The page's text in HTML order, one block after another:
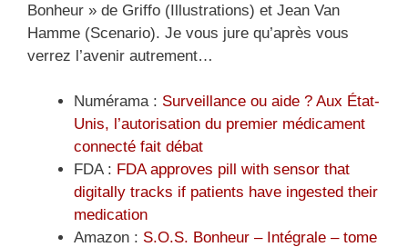
Bonheur » de Griffo (Illustrations) et Jean Van
Hamme (Scenario). Je vous jure qu’après vous
verrez l’avenir autrement…
Numérama : Surveillance ou aide ? Aux État-
Unis, l’autorisation du premier médicament
connecté fait débat
FDA : FDA approves pill with sensor that
digitally tracks if patients have ingested their
medication
Amazon : S.O.S. Bonheur – Intégrale – tome